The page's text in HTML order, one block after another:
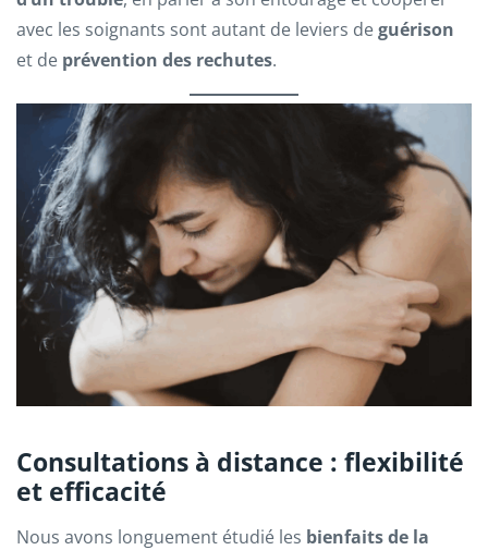
avec les soignants sont autant de leviers deguérison
et de prévention des rechutes.
Consultations à distance : flexibilité
et efficacité
Nous avons longuement étudié les bienfaits de la